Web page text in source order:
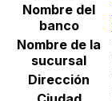
Nombre del
banco
Nombre de la
sucursal
Dirección